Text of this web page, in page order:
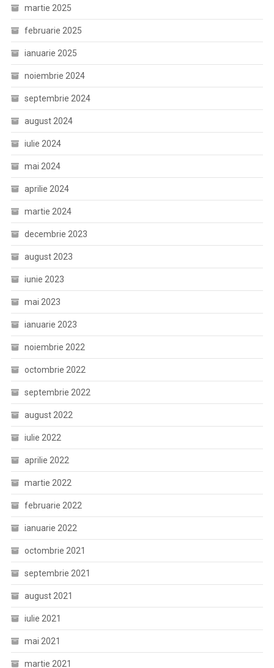
martie 2025
februarie 2025
ianuarie 2025
noiembrie 2024
septembrie 2024
august 2024
iulie 2024
mai 2024
aprilie 2024
martie 2024
decembrie 2023
august 2023
iunie 2023
mai 2023
ianuarie 2023
noiembrie 2022
octombrie 2022
septembrie 2022
august 2022
iulie 2022
aprilie 2022
martie 2022
februarie 2022
ianuarie 2022
octombrie 2021
septembrie 2021
august 2021
iulie 2021
mai 2021
martie 2021